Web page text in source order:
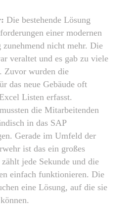
Die bestehende Lösung
einer modernen
zunehmend nicht mehr. Die
veraltet und es gab zu viele
Zuvor wurden die
das neue Gebäude oft
Listen erfasst.
die Mitarbeitenden
in das SAP
Gerade im Umfeld der
ist das ein großes
jede Sekunde und die
einfach funktionieren. Die
eine Lösung, auf die sie